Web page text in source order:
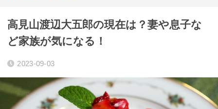
高見山渡辺大五郎の現在は？妻や息子な
ど家族が気になる！
2023-09-03